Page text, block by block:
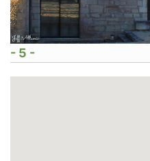
- 5 -